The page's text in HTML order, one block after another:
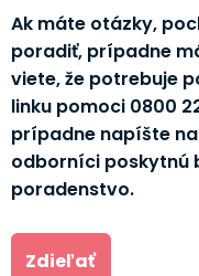
Ak máte otázky,
poradiť, prípadne
viete, že potrebuje
linku pomoci 0800
prípadne napíšte na
odborníci poskytnú
poradenstvo.
Zdieľať